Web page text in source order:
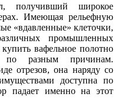
получивший широкое
Имеющая рельефную
«вдавленные» клеточки,
промышленных
вафельное полотно
по разным причинам.
отрезов, она наряду со
доступна по
падает именно на этот